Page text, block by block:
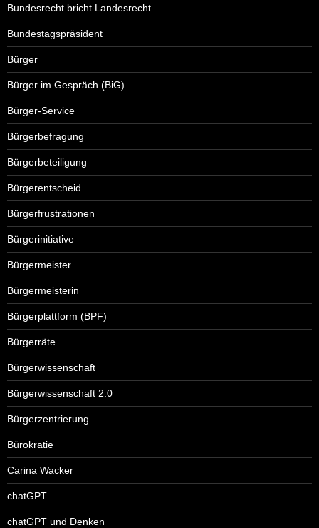
Bundesrecht bricht Landesrecht
Bundestagspräsident
Bürger
Bürger im Gespräch (BiG)
Bürger-Service
Bürgerbefragung
Bürgerbeteiligung
Bürgerentscheid
Bürgerfrustrationen
Bürgerinitiative
Bürgermeister
Bürgermeisterin
Bürgerplattform (BPF)
Bürgerräte
Bürgerwissenschaft
Bürgerwissenschaft 2.0
Bürgerzentrierung
Bürokratie
Carina Wacker
chatGPT
chatGPT und Denken